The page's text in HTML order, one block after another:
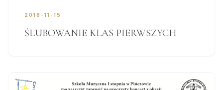
2018-11-15
ŚLUBOWANIE KLAS PIERWSZYCH